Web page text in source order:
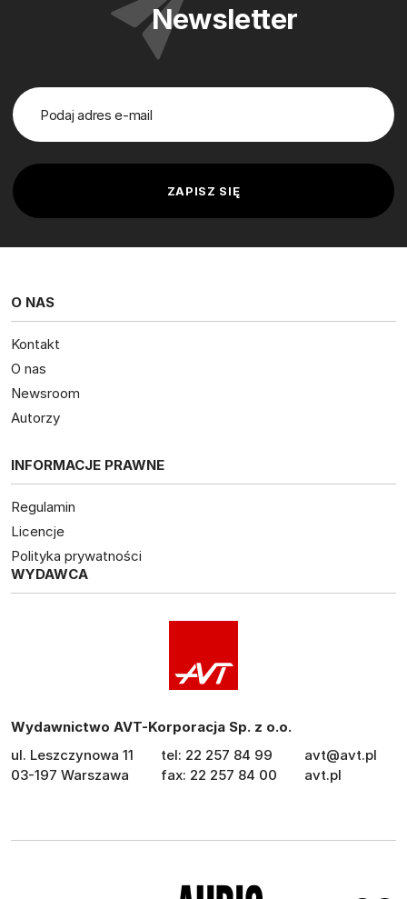
Newsletter
O NAS
Kontakt
O nas
Newsroom
Autorzy
INFORMACJE PRAWNE
Regulamin
Licencje
Polityka prywatności
WYDAWCA
Wydawnictwo AVT-Korporacja Sp. z o.o.
ul. Leszczynowa 11
03-197 Warszawa
tel: 22 257 84 99
fax: 22 257 84 00
avt@avt.pl
avt.pl